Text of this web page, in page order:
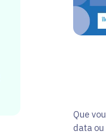
Que
data